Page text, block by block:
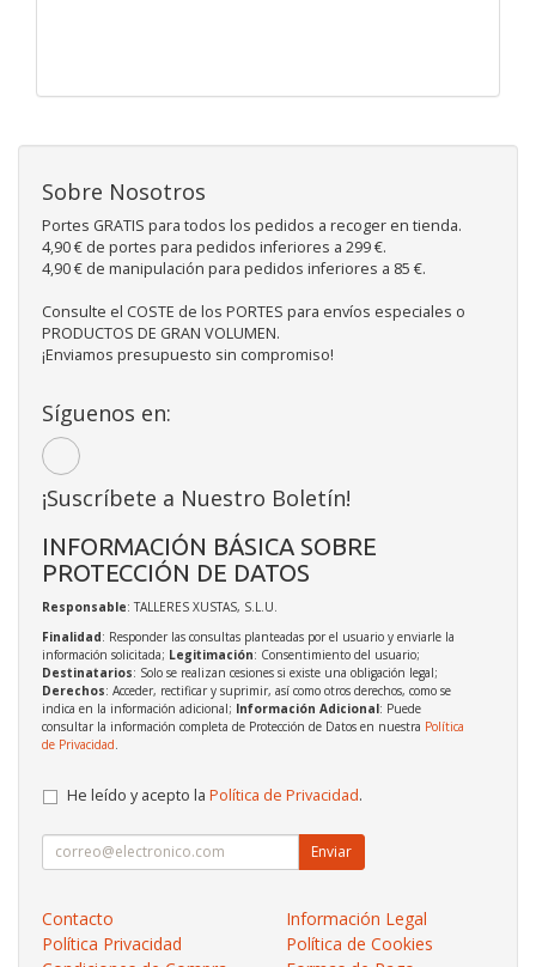
Sobre Nosotros
Portes GRATIS para todos los pedidos a recoger en tienda.
4,90 € de portes para pedidos inferiores a 299 €.
4,90 € de manipulación para pedidos inferiores a 85 €.
Consulte el COSTE de los PORTES para envíos especiales o
PRODUCTOS DE GRAN VOLUMEN.
¡Enviamos presupuesto sin compromiso!
Síguenos en:
¡Suscríbete a Nuestro Boletín!
INFORMACIÓN BÁSICA SOBRE
PROTECCIÓN DE DATOS
Responsable: TALLERES XUSTAS, S.L.U.
Finalidad: Responder las consultas planteadas por el usuario y enviarle la
información solicitada; Legitimación: Consentimiento del usuario;
Destinatarios: Solo se realizan cesiones si existe una obligación legal;
Derechos: Acceder, rectificar y suprimir, así como otros derechos, como se
indica en la información adicional; Información Adicional: Puede
consultar la información completa de Protección de Datos en nuestra Política
de Privacidad
He leído y acepto la Política de Privacidad.
Enviar
Contacto
Información Legal
Política Privacidad
Política de Cookies